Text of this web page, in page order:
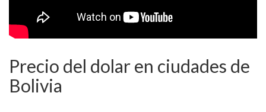
Precio del dolar en ciudades de
Bolivia